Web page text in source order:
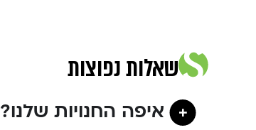
שאלות נפוצות
איפה החנויות שלנו?